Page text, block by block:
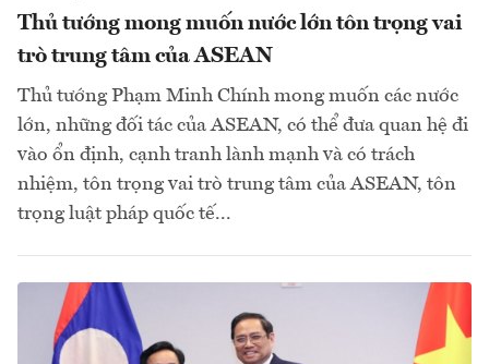
Thủ tướng mong muốn nước lớn tôn trọng vai
trò trung tâm của ASEAN
Thủ tướng Phạm Minh Chính mong muốn các nước
lớn, những đối tác của ASEAN, có thể đưa quan hệ đi
vào ổn định, cạnh tranh lành mạnh và có trách
nhiệm, tôn trọng vai trò trung tâm của ASEAN, tôn
trọng luật pháp quốc tế...